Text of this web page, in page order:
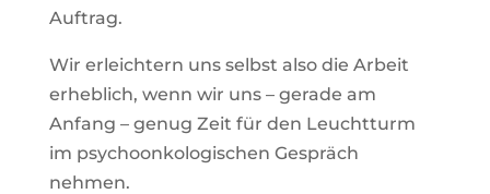
Auftrag.
Wir erleichtern uns selbst also die Arbeit
erheblich, wenn wir uns – gerade am
Anfang – genug Zeit für den Leuchtturm
im psychoonkologischen Gespräch
nehmen.